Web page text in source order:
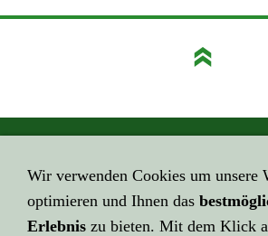
Impressum
HIER GEHT ES ZUR ...
Wir verwenden Cookies um unsere
optimieren und Ihnen das
Erlebnis zu bieten. Mit dem Klick